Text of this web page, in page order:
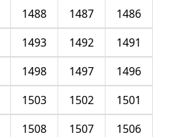
1486
1487
1488
1491
1492
1493
1496
1497
1498
1501
1502
1503
1506
1507
1508